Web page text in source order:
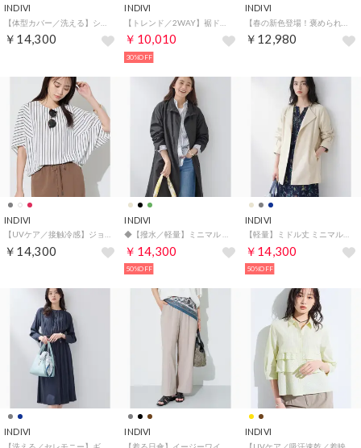
INDIVI
￥14,300
INDIVI
￥10,010
30%OFF
INDIVI
￥12,980
INDIVI
￥14,300
INDIVI
￥14,300
50%OFF
INDIVI
【軽量】ミドル丈 ミニマルトレンチコート （ライトベージュ(051)）
￥14,300
50%OFF
INDIVI INDIVI INDIVI